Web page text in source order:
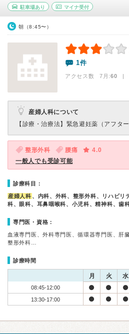
駐車場あり マイナ受付
朝（8:45〜）
1件
アクセス数 7月:60 |
産婦人科について
【診療・治療法】 緊急避妊薬（アフター
整形外科 腰痛
4.0
一般人でも受診可能
診療科目：
産婦人科 、内科、外科、整形外科、リハビリ
科、眼科、耳鼻咽喉科、小児科、精神科、歯
専門医・資格：
血液専門医、外科専門医、循環器専門医、肝
整形外科…
診療時間
月 火 水
08:45-12:00
13:30-17:00